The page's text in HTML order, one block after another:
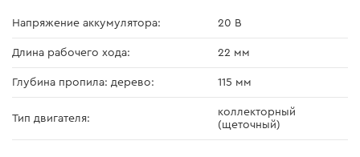
Напряжение аккумулятора: 20 В
Длина рабочего хода: 22 мм
Глубина пропила: дерево: 115 мм
Тип двигателя:
коллекторный
(щеточный)